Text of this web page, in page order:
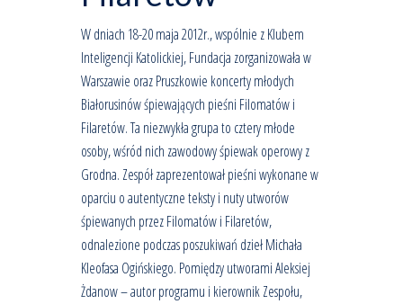
W dniach 18-20 maja 2012r., wspólnie z Klubem
Inteligencji Katolickiej, Fundacja zorganizowała w
Warszawie oraz Pruszkowie koncerty młodych
Białorusinów śpiewających pieśni Filomatów i
Filaretów. Ta niezwykła grupa to cztery młode
osoby, wśród nich zawodowy śpiewak operowy z
Grodna. Zespół zaprezentował pieśni wykonane w
oparciu o autentyczne teksty i nuty utworów
śpiewanych przez Filomatów i Filaretów,
odnalezione podczas poszukiwań dzieł Michała
Kleofasa Ogińskiego. Pomiędzy utworami Aleksiej
Żdanow – autor programu i kierownik Zespołu,